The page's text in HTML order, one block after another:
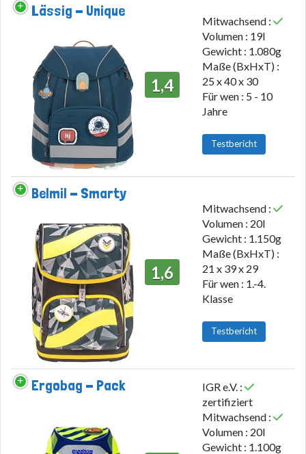
Lässig - Unique
1,4
Mitwachsend :
Volumen : 19l
Gewicht : 1.080g
Maße (BxHxT) :
25 x 40 x 30
Für wen : 5 - 10
Jahre
Testbericht
Belmil - Smarty
1,6
Mitwachsend :
Volumen : 20l
Gewicht : 1.150g
Maße (BxHxT) :
21 x 39 x 29
Für wen : 1.-4.
Klasse
Testbericht
Ergobag - Pack
IGR e.V. :
zertifiziert
Mitwachsend :
Volumen : 20l
Gewicht : 1.100g